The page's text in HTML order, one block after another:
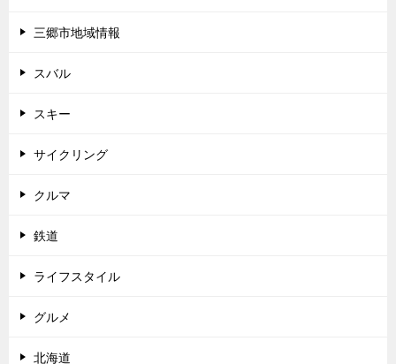
三郷市地域情報
スバル
スキー
サイクリング
クルマ
鉄道
ライフスタイル
グルメ
北海道